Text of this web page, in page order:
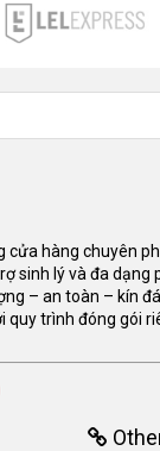
hàng chuyên
sinh lý và đa dạng
– an toàn – kín
quy trình đóng gói